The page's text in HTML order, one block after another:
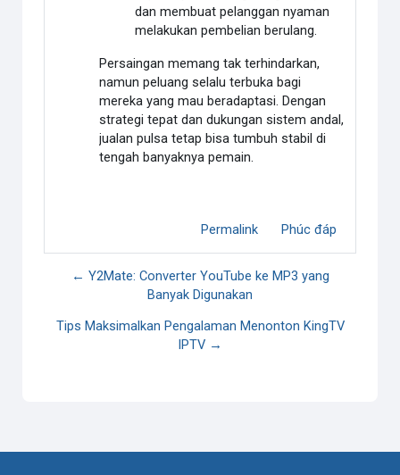
dan membuat pelanggan nyaman
melakukan pembelian berulang.
Persaingan memang tak terhindarkan,
namun peluang selalu terbuka bagi
mereka yang mau beradaptasi. Dengan
strategi tepat dan dukungan sistem andal,
jualan pulsa tetap bisa tumbuh stabil di
tengah banyaknya pemain.
Permalink Phúc đáp
← Y2Mate: Converter YouTube ke MP3 yang
Banyak Digunakan
Tips Maksimalkan Pengalaman Menonton KingTV
IPTV →